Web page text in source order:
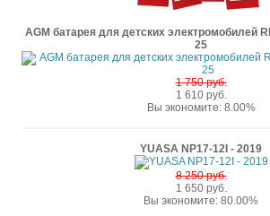
AGM батарея для детских электромобилей
25
1 750 руб.
1 610 руб.
Вы экономите: 8.00%
YUASA NP17-12I - 2019
8 250 руб.
1 650 руб.
Вы экономите: 80.00%